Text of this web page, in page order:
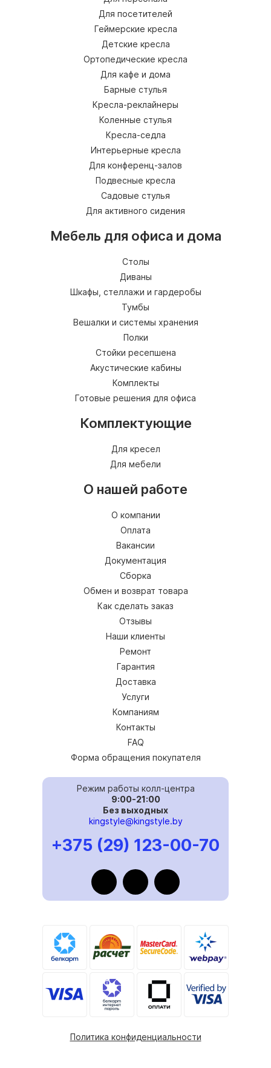
Для посетителей
Геймерские кресла
Детские кресла
Ортопедические кресла
Для кафе и дома
Барные стулья
Кресла-реклайнеры
Коленные стулья
Кресла-седла
Интерьерные кресла
Для конференц-залов
Подвесные кресла
Садовые стулья
Для активного сидения
Мебель для офиса и дома
Столы
Диваны
Шкафы, стеллажи и гардеробы
Тумбы
Вешалки и системы хранения
Полки
Стойки ресепшена
Акустические кабины
Комплекты
Готовые решения для офиса
Комплектующие
Для кресел
Для мебели
О нашей работе
О компании
Оплата
Вакансии
Документация
Сборка
Обмен и возврат товара
Как сделать заказ
Отзывы
Наши клиенты
Ремонт
Гарантия
Доставка
Услуги
Компаниям
Контакты
FAQ
Форма обращения покупателя
Режим работы колл-центра
9:00-21:00
Без выходных
kingstyle@kingstyle.by
+375 (29) 123-00-70
Политика конфиденциальности